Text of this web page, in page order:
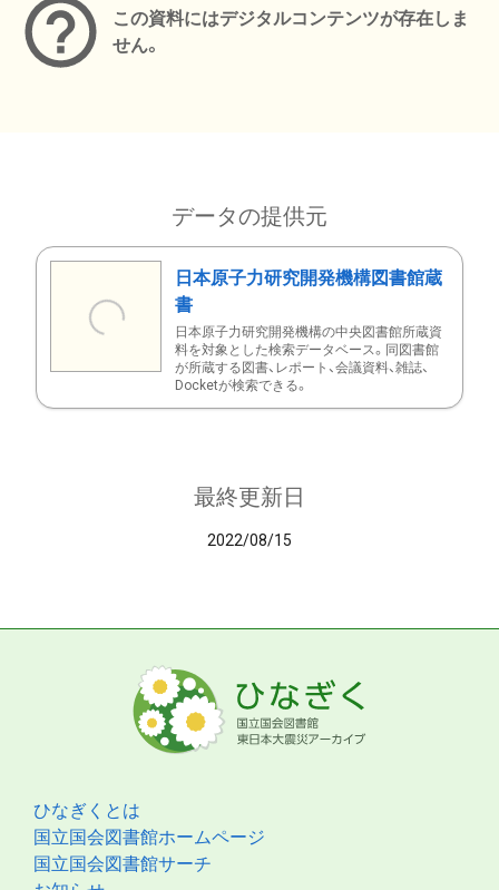
この資料にはデジタルコンテンツが存在しま
せん。
データの提供元
日本原子力研究開発機構図書館蔵
書
日本原子力研究開発機構の中央図書館所蔵資
料を対象とした検索データベース。同図書館
が所蔵する図書、レポート、会議資料、雑誌、
Docketが検索できる。
最終更新日
2022/08/15
ひなぎくとは
国立国会図書館ホームページ
国立国会図書館サーチ